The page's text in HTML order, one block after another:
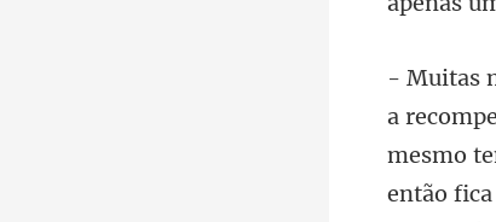
mesmo
então